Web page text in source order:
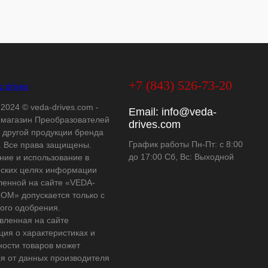
© veda-drives.com -
Преобразователей
другой продукции бренда
Все права защищены.
и использование в
целях информации
на сайте «VEDA-
допускается только с
одобрения.
на сайте
о характеристиках и
товаров может
от данных производителя
+7 (843) 526-73-20
Email: info@veda-
drives.com
График работы Пн-Пт: с 8:00
до 17:00 Сб, Вс: Выходной